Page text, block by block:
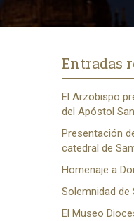
Entradas
El Arzobispo
del Apóstol
Presentación
catedral de
Homenaje a
Solemnidad
El Museo